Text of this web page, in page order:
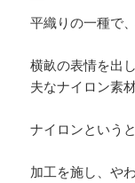
平織りの一種で
横畝の表情を出
夫なナイロン素材
ナイロンという
加工を施し、や